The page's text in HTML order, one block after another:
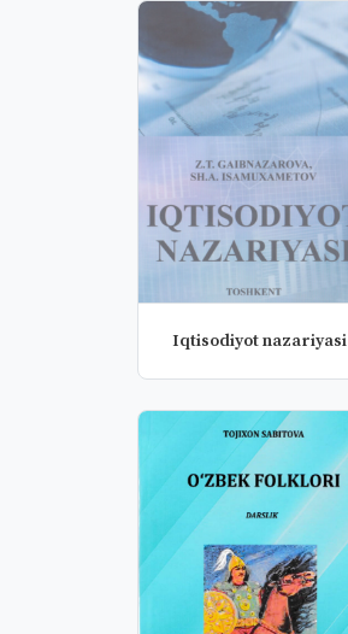
Iqtisodiyot nazariyasi